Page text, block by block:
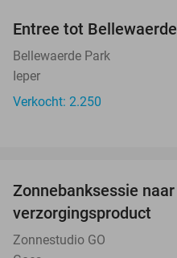
Entree tot
Bellewaerde Park
Ieper
Verkocht: 2.250
Zonnebanksessie
verzorgingsproduct
Zonnestudio GO